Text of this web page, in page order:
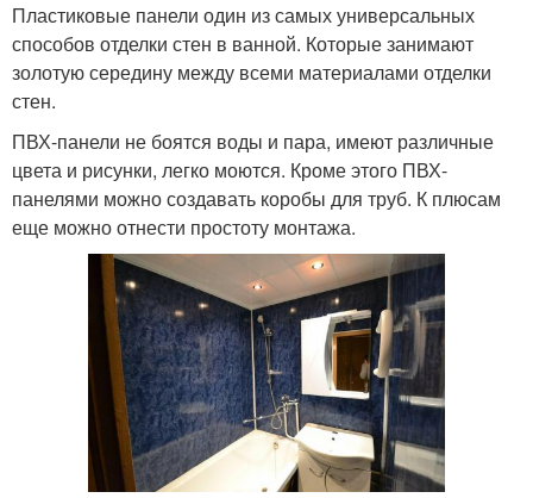
Пластиковые панели один из самых универсальных
способов отделки стен в ванной. Которые занимают
золотую середину между всеми материалами отделки
стен.
ПВХ-панели не боятся воды и пара, имеют различные
цвета и рисунки, легко моются. Кроме этого ПВХ-
панелями можно создавать коробы для труб. К плюсам
еще можно отнести простоту монтажа.